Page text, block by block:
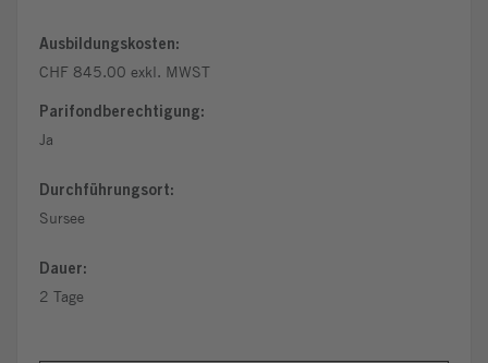
Ausbildungskosten:
CHF 845.00 exkl. MWST
Parifondberechtigung:
Ja
Durchführungsort:
Sursee
Dauer:
2 Tage